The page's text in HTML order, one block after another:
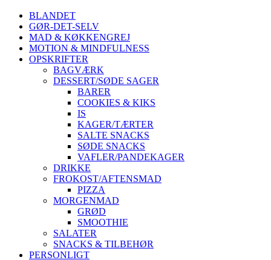
BLANDET
GØR-DET-SELV
MAD & KØKKENGREJ
MOTION & MINDFULNESS
OPSKRIFTER
BAGVÆRK
DESSERT/SØDE SAGER
BARER
COOKIES & KIKS
IS
KAGER/TÆRTER
SALTE SNACKS
SØDE SNACKS
VAFLER/PANDEKAGER
DRIKKE
FROKOST/AFTENSMAD
PIZZA
MORGENMAD
GRØD
SMOOTHIE
SALATER
SNACKS & TILBEHØR
PERSONLIGT